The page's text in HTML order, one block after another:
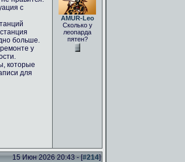
с
больше.
у
которые
для
AMUR-Leo
Сколько у
леопарда
пятен?
15 Июн 2026 20:43 - [#214]